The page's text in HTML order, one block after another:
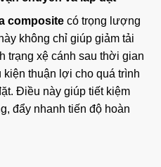
composite có trọng lượng
không chỉ giúp giảm tải
trạng xệ cánh sau thời gian
thuận lợi cho quá trình
Điều này giúp tiết kiệm
đẩy nhanh tiến độ hoàn